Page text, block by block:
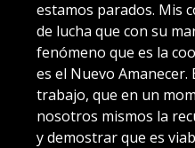
estamos parados. Mis
de lucha que con su
fenómeno que es la
es el Nuevo
trabajo, que en un
nosotros mismos la
y demostrar que es